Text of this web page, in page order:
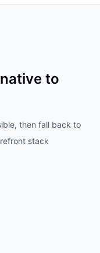
to
then fall back to
stack